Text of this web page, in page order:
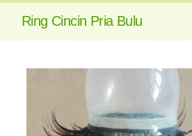
Ring Cincin Pria Bulu